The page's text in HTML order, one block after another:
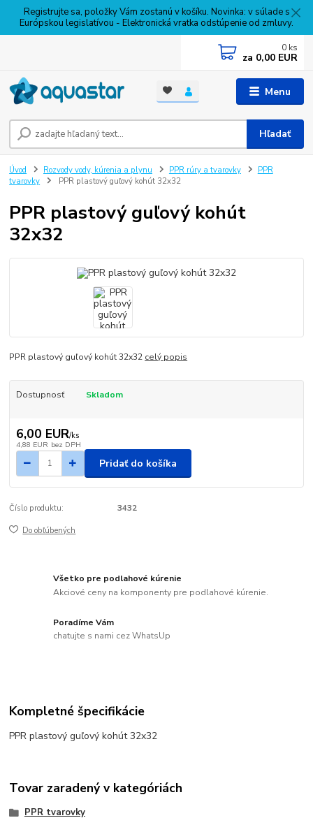
Registrujte sa, položky Vám zostanú v košíku. Novinka: v súlade s
Európskou legislatívou - Elektronická vratka odstúpenie od zmluvy.
Menu
Hľadať
0 ks
za 0,00 EUR
Úvod Rozvody vody, kúrenia a plynu PPR rúry a tvarovky
PPR
tvarovky
PPR plastový guľový kohút 32x32
PPR plastový guľový kohút
32x32
PPR plastový guľový kohút 32x32 celý popis
Dostupnosť Skladom
6,00 EUR/ks
4,88 EUR bez DPH
Pridať do košíka
Číslo produktu: 3432
Do obľúbených
Všetko pre podlahové kúrenie
Akciové ceny na komponenty pre podlahové kúrenie.
Poradíme Vám
chatujte s nami cez WhatsUp
Kompletné špecifikácie
PPR plastový guľový kohút 32x32
Tovar zaradený v kategóriách
PPR tvarovky